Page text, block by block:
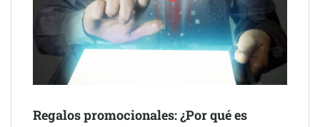
Schaeffler mejora su rentabilidad en el primer semestre de 2026
NOVA: innovación y diseño que transforman espacios de la
mano de Tormo Franquicias
Regalos promocionales: ¿Por qué es